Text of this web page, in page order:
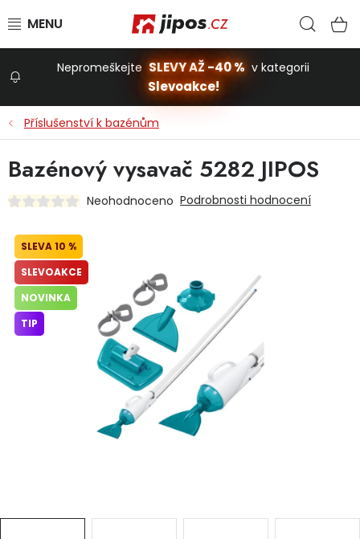
Stavba a dům
Dílna
Domácnost
Dětská hřiště
Autodoplňky
Ochranné pomůcky
Nepromeškejte SLEVY AŽ -40 % v kategorii
Slevoakce!
Příslušenství k bazénům
Bazénový vysavač 5282 JIPOS
Neohodnoceno Podrobnosti hodnocení
10 %
SLEVOAKCE
NOVINKA
TIP